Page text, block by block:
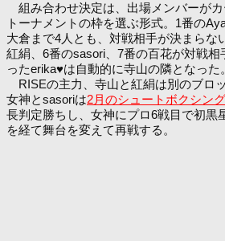
組み合わせ決定は、出場メンバーが
トーナメントの枠を選ぶ形式。1番の
大倉まで4人とも、対戦相手が決まらな
紅絹、6番のsasori、7番の百花が対戦
ったerika♥は自動的に寺山の隣となった。
RISEの主力、寺山と紅絹は別のブロ
女神とsasoriは2月のシュートボクシング
長判定勝ちし、女神にプロ6戦目で初黒
を経て舞台を変えて再戦する。